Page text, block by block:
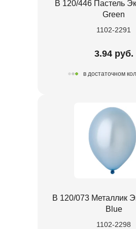
В 120/446 Пастель
Green
1102-2291
3.94 руб.
в достаточном
В 120/073 Металлик
Blue
1102-2298